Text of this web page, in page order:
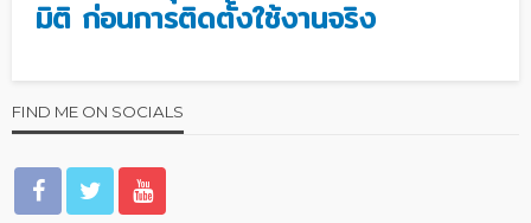
มิติ ก่อนการติดตั้งใช้งานจริง
FIND ME ON SOCIALS